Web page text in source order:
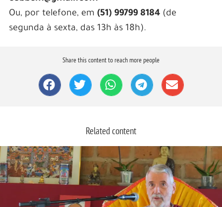
Ou, por telefone, em (51) 99799 8184(de
segunda à sexta, das 13h às 18h).
Share this content to reach more people
Related content